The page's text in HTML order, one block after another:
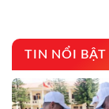
TIN NỔI BẬT